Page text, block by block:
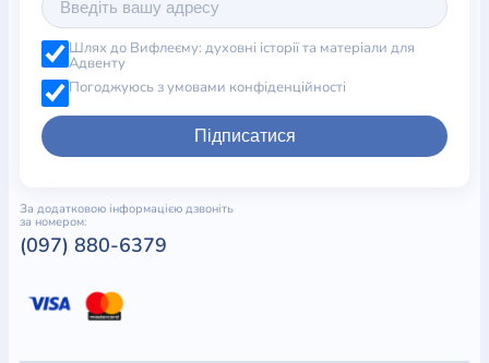
Шлях до Вифлеєму: духовні історії та матеріали для
Адвенту
Погоджуюсь з умовами конфіденційності
Підписатися
За додатковою інформацією дзвоніть
за номером:
(097) 880-6379